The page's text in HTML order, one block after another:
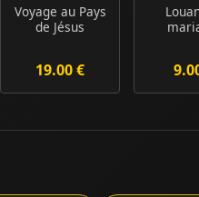
Voyage au Pays
de Jésus
19.00 €